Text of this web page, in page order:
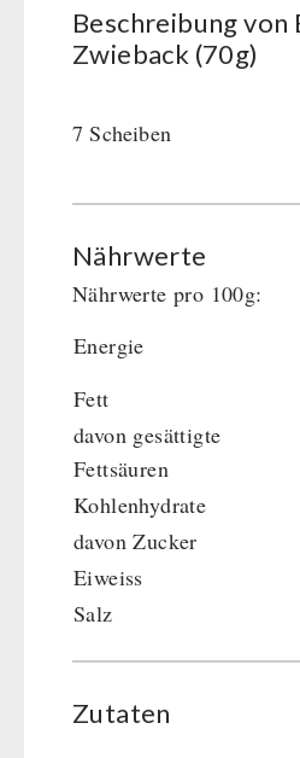
Kurbelgeräte / Radio / Funk
Atemschutz / ABC
Armee-Material / Sicherheit
Bücher
kingnature-Vitalstoffe
Notrationen
Frühstück
Hauptmahlzeiten
Ergänzungs-Pakete
Schutzraum-Ausrüstung
Beschreibung von
Zwieback (70g)
7 Scheiben
Nährwerte
Nährwerte pro 100g:
Energie
Fett
davon gesättigte
Fettsäuren
Kohlenhydrate
davon Zucker
Eiweiss
Salz
Zutaten